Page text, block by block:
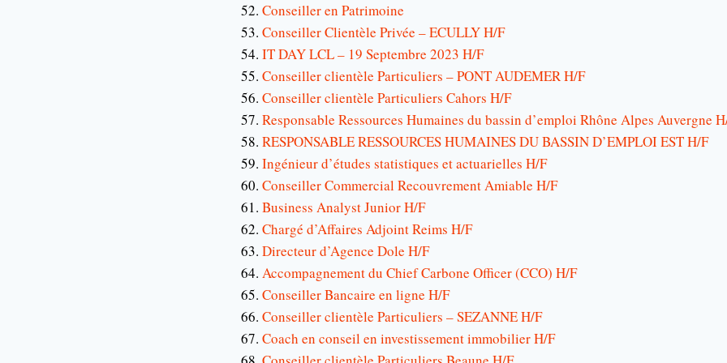
Conseiller en Patrimoine
Conseiller Clientèle Privée – ECULLY H/F
IT DAY LCL – 19 Septembre 2023 H/F
Conseiller clientèle Particuliers – PONT AUDEMER H/F
Conseiller clientèle Particuliers Cahors H/F
Responsable Ressources Humaines du bassin d’emploi Rhône Alpes Auvergne
RESPONSABLE RESSOURCES HUMAINES DU BASSIN D’EMPLOI EST H/F
Ingénieur d’études statistiques et actuarielles H/F
Conseiller Commercial Recouvrement Amiable H/F
Business Analyst Junior H/F
Chargé d’Affaires Adjoint Reims H/F
Directeur d’Agence Dole H/F
Accompagnement du Chief Carbone Officer (CCO) H/F
Conseiller Bancaire en ligne H/F
Conseiller clientèle Particuliers – SEZANNE H/F
Coach en conseil en investissement immobilier H/F